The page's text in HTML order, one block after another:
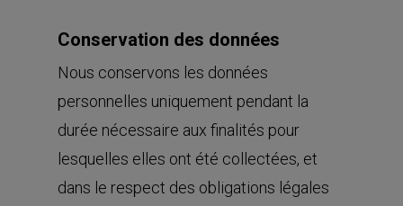
Conservation des données
Nous conservons les données
personnelles uniquement pendant la
durée nécessaire aux finalités pour
lesquelles elles ont été collectées, et
dans le respect des obligations légales